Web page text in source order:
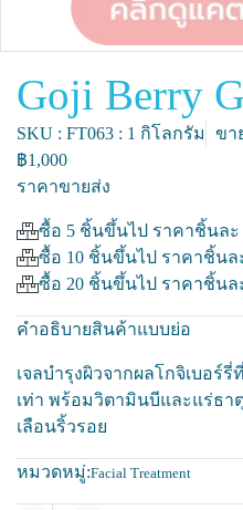
Goji Berry
SKU : FT063 : 1 กิโลกรัม ขา
฿1,000
ราคาขายส่ง
ซื้อ 5 ชิ้นขึ้นไป ราคาชิ้นละ
ซื้อ 10 ชิ้นขึ้นไป ราคาชิ้นล
ซื้อ 20 ชิ้นขึ้นไป ราคาชิ้นล
คำอธิบายสินค้าแบบย่อ
เจลบำรุงผิวจากผลโกจิเบอร์รี่
เท่า พร้อมวิตามินบีและแร่ธ
เลือนริ้วรอย
หมวดหมู่:Facial Treatment